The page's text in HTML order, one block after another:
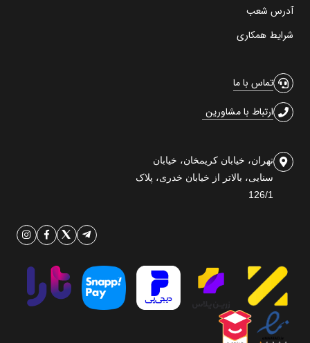
آدرس شعب
شرایط همکاری
تماس با ما
ارتباط با مشاورین
تهران، خیابان کریمخان، خیابان
سنایی، بالاتر از خیابان خدری، پلاک
126/1